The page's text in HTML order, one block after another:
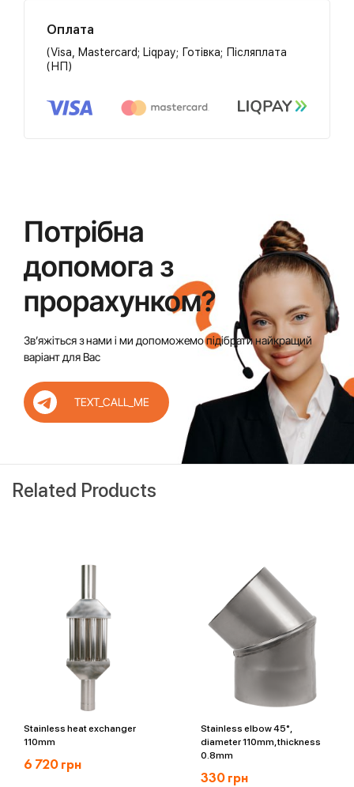
Оплата
(Visa, Mastercard; Liqpay; Готівка; Післяплата
(НП)
Потрібна
допомога з
прорахунком?
Звʼяжіться з нами і ми допоможемо підібрати найкращий
варіант для Вас
TEXT_CALL_ME
Related Products
Stainless heat exchanger
110mm
6 720грн
Stainless elbow 45°,
diameter 110mm, thickness
0.8mm
330грн